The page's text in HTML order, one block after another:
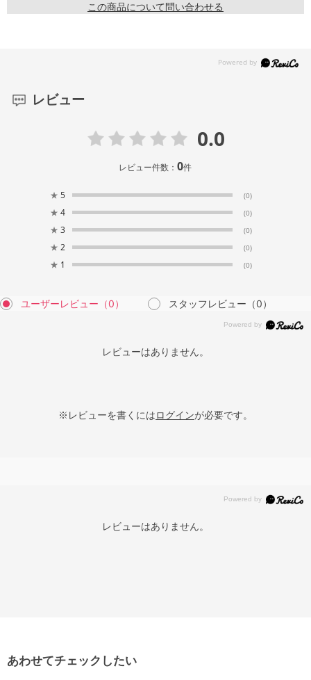
この商品について問い合わせる
レビュー
0.0
レビュー件数：0件
★ 5 (0)
★ 4 (0)
★ 3 (0)
★ 2 (0)
★ 1 (0)
ユーザーレビュー （0） スタッフレビュー （0）
レビューはありません。
※レビューを書くにはログインが必要です。
レビューはありません。
あわせてチェックしたい